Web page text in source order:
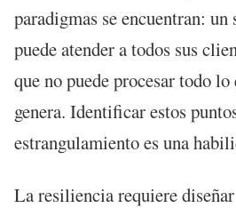
paradigmas se encuentran:
puede atender a todos sus
que no puede procesar todo
genera. Identificar estos
estrangulamiento es una
La resiliencia requiere